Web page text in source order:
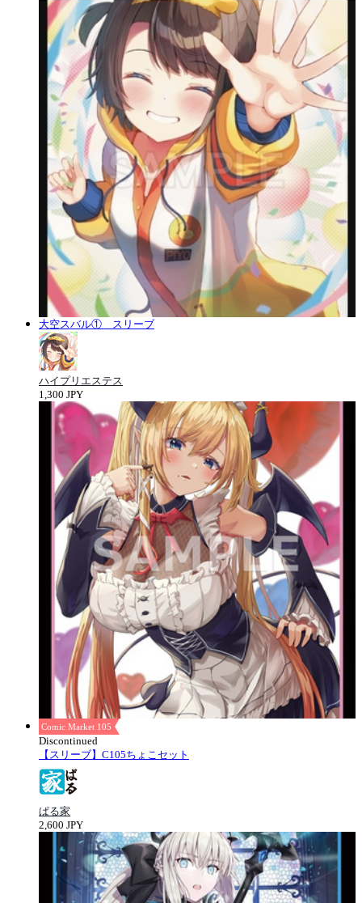
大空スバル① スリーブ
ハイプリエステス
1,300 JPY
Comic Market 105
Discontinued
【スリーブ】C105ちょこセット
ぱる家
2,600 JPY